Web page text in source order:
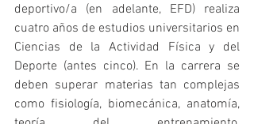
deportivo/a (en adelante, EFD) realiza
cuatro años de estudios universitarios en
Ciencias de la Actividad Física y del
Deporte (antes cinco). En la carrera se
deben superar materias tan complejas
como fisiología, biomecánica, anatomía,